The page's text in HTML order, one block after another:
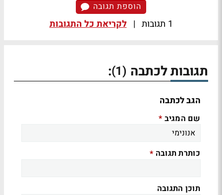
הוספת תגובה
1 תגובות | לקריאת כל התגובות
תגובות לכתבה (1)
:
הגב לכתבה
שם המגיב *
כותרת תגובה *
תוכן התגובה